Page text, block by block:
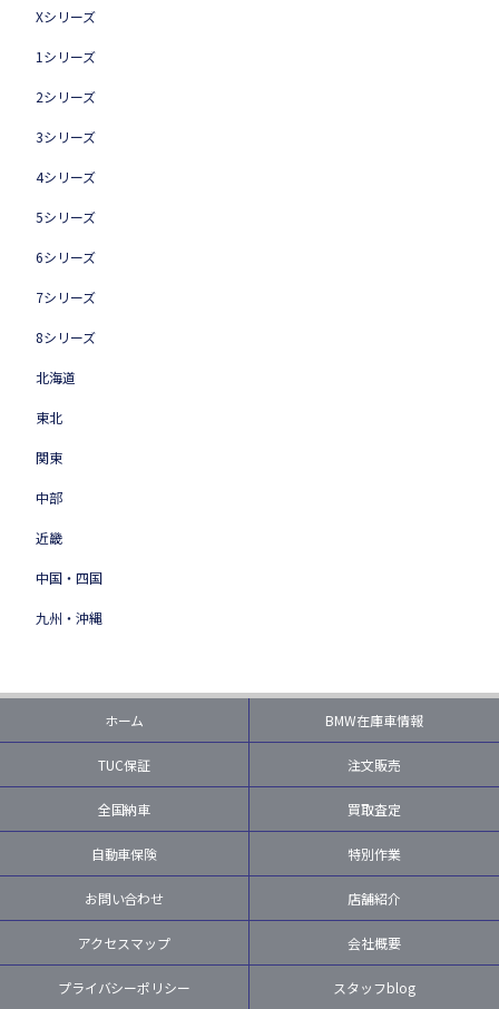
Xシリーズ
1シリーズ
2シリーズ
3シリーズ
4シリーズ
5シリーズ
6シリーズ
7シリーズ
8シリーズ
北海道
東北
関東
中部
近畿
中国・四国
九州・沖縄
ホーム BMW在庫車情報
TUC保証 注文販売
全国納車 買取査定
自動車保険 特別作業
お問い合わせ 店舗紹介
アクセスマップ 会社概要
プライバシーポリシー スタッフblog